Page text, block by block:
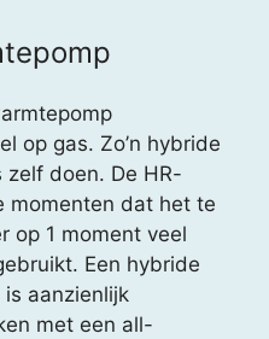
op gas. Zo’n hybride
zelf doen. De HR-
momenten dat het te
op 1 moment veel
Een hybride
aanzienlijk
met een all-